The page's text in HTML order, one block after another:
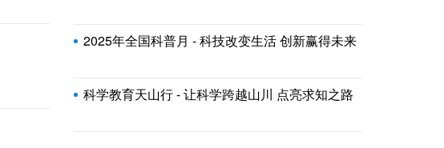
2025年全国科普月 - 科技改变生活 创新赢得未来
科学教育天山行 - 让科学跨越山川 点亮求知之路